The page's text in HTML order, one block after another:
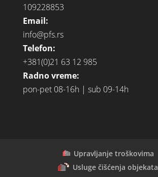
109228853
Email:
info@pfs.rs
Telefon:
+381(0)21 63 12 985
Radno vreme:
pon-pet 08-16h | sub 09-14h
Upravljanje troškovima
Usluge čišćenja objekata